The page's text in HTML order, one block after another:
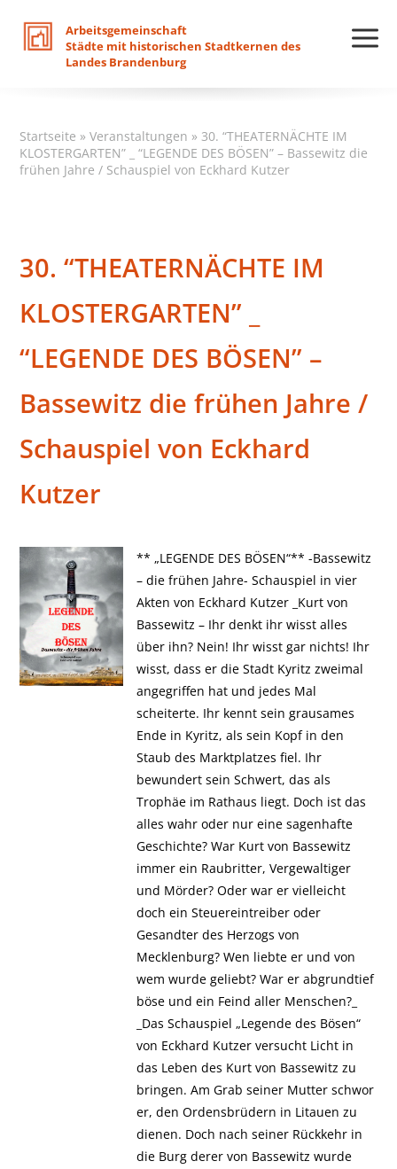
Arbeitsgemeinschaft
Städte mit historischen Stadtkernen des
Landes Brandenburg
Startseite »Veranstaltungen » 30. “THEATERNÄCHTE IM
KLOSTERGARTEN” _ “LEGENDE DES BÖSEN” – Bassewitz die
frühen Jahre / Schauspiel von Eckhard Kutzer
30. “THEATERNÄCHTE IM
KLOSTERGARTEN” _
“LEGENDE DES BÖSEN” –
Bassewitz die frühen Jahre /
Schauspiel von Eckhard
Kutzer
** „LEGENDE DES BÖSEN“** -Bassewitz
– die frühen Jahre- Schauspiel in vier
Akten von Eckhard Kutzer _Kurt von
Bassewitz – Ihr denkt ihr wisst alles
über ihn? Nein! Ihr wisst gar nichts! Ihr
wisst, dass er die Stadt Kyritz zweimal
angegriffen hat und jedes Mal
scheiterte. Ihr kennt sein grausames
Ende in Kyritz, als sein Kopf in den
Staub des Marktplatzes fiel. Ihr
bewundert sein Schwert, das als
Trophäe im Rathaus liegt. Doch ist das
alles wahr oder nur eine sagenhafte
Geschichte? War Kurt von Bassewitz
immer ein Raubritter, Vergewaltiger
und Mörder? Oder war er vielleicht
doch ein Steuereintreiber oder
Gesandter des Herzogs von
Mecklenburg? Wen liebte er und von
wem wurde geliebt? War er abgrundtief
böse und ein Feind aller Menschen?_
_Das Schauspiel „Legende des Bösen“
von Eckhard Kutzer versucht Licht in
das Leben des Kurt von Bassewitz zu
bringen. Am Grab seiner Mutter schwor
er, den Ordensbrüdern in Litauen zu
dienen. Doch nach seiner Rückkehr in
die Burg derer von Bassewitz wurde